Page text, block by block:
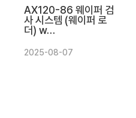
AX120-86 웨이퍼 검
사 시스템 (웨이퍼 로
더) w…
2025-08-07